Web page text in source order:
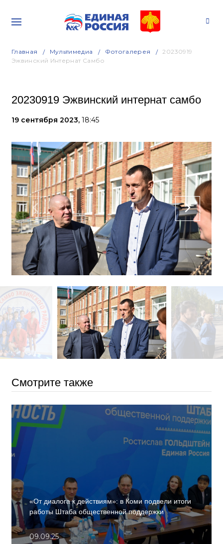
Главная Мультимедиа Фотогалерея
20230919
Эжвинский Интернат Самбо
20230919 Эжвинский интернат самбо
19 сентября 2023, 18:45
Смотрите также
«От диалога к действиям»: в Коми подвели итоги
работы Штаба общественной поддержки
09.09.25